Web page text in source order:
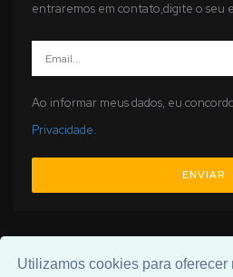
Utilizamos cookies para oferecer
entraremos em contato,digite o seu
Ao informar meus dados, eu
Privacidade.
ENVIAR